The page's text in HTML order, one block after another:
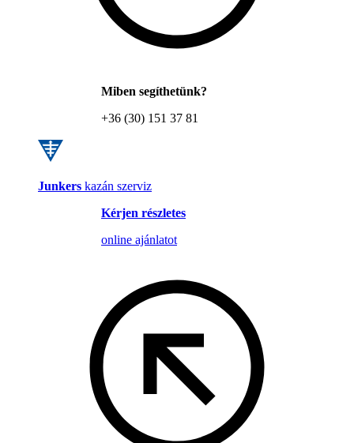
Miben segíthetünk?
+36 (30) 151 37 81
Junkers kazán szerviz
Kérjen részletes
online ajánlatot